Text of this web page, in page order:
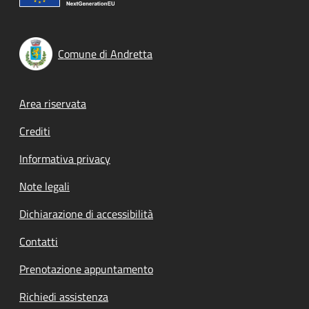
Comune di Andretta
Footer menu
Area riservata
Crediti
Informativa privacy
Note legali
Dichiarazione di accessibilità
Contatti
Prenotazione appuntamento
Richiedi assistenza